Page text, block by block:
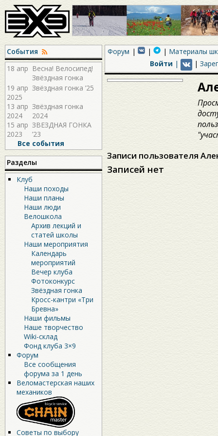
События
18 апр Весна! Велосипед!
Звёздная гонка
2026!
19 апр
2025
Звёздная гонка ’25
13 апр
2024
Звёздная гонка
2024
15 апр
2023
ЗВЕЗДНАЯ ГОНКА
’23
Все события
Разделы
Клуб
Наши походы
Наши планы
Наши люди
Велошкола
Архив лекций и
статей школы
Наши мероприятия
Календарь
мероприятий
Вечер клуба
Фотоконкурс
Звёздная гонка
Кросс-кантри «Три
Бревна»
Наши фильмы
Наше творчество
Wiki-склад
Фонд клуба 3×9
Форум
Все сообщения
форума за 1 день
Веломастерская наших
механиков
Советы по выбору
Форум
Материалы
Войти | |
Записи пользователя
Записей нет